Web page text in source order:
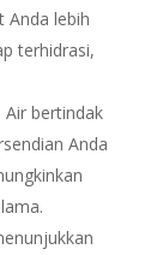
Anda lebih
terhidrasi,
bertindak
Anda